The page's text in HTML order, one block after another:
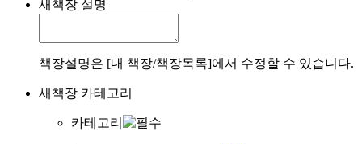
새책장 설명
책장설명은 [내 책장/책장목록]에서 수정할 수 있습니다.
새책장 카테고리
카테고리